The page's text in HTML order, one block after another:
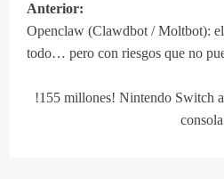
Navegación
de
Anterior:
Openclaw (Clawdbot / Moltbot):
todo… pero con riesgos que no
!155 millones! Nintendo Switch